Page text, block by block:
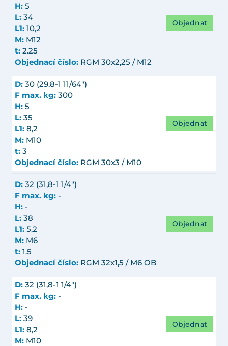
H: 5
L: 34
L1: 10,2
M: M12
t: 2.25
Objednací číslo: RGM 30x2,25 / M12
Objednat
D: 30 (29,8-1 11/64")
F max. kg: 300
H: 5
L: 35
L1: 8,2
M: M10
t: 3
Objednací číslo: RGM 30x3 / M10
Objednat
D: 32 (31,8-1 1/4")
F max. kg: -
H: -
L: 38
L1: 5,2
M: M6
t: 1.5
Objednací číslo: RGM 32x1,5 / M6 OB
Objednat
D: 32 (31,8-1 1/4")
F max. kg: -
H: -
L: 39
L1: 8,2
M: M10
Objednat